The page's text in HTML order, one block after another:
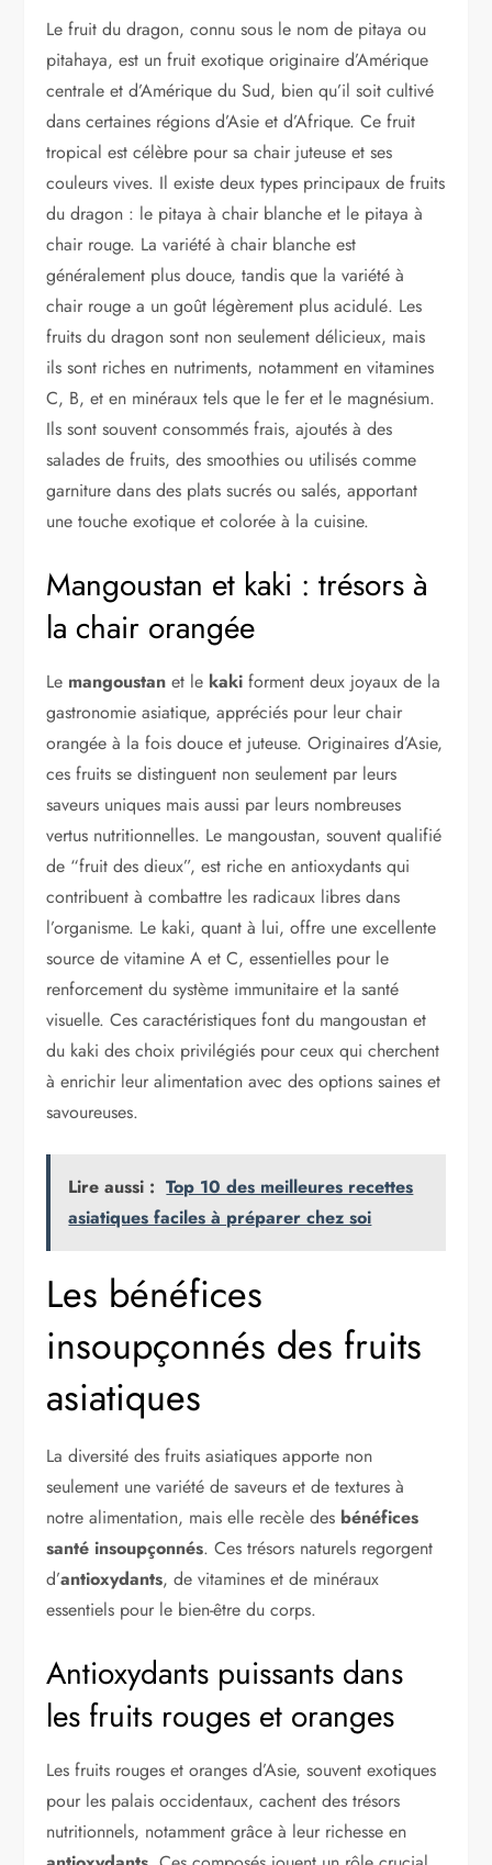
Le fruit du dragon, connu sous le nom de pitaya ou
pitahaya, est un fruit exotique originaire d’Amérique
centrale et d’Amérique du Sud, bien qu’il soit cultivé
dans certaines régions d’Asie et d’Afrique. Ce fruit
tropical est célèbre pour sa chair juteuse et ses
couleurs vives. Il existe deux types principaux de fruits
du dragon : le pitaya à chair blanche et le pitaya à
chair rouge. La variété à chair blanche est
généralement plus douce, tandis que la variété à
chair rouge a un goût légèrement plus acidulé. Les
fruits du dragon sont non seulement délicieux, mais
ils sont riches en nutriments, notamment en vitamines
C, B, et en minéraux tels que le fer et le magnésium.
Ils sont souvent consommés frais, ajoutés à des
salades de fruits, des smoothies ou utilisés comme
garniture dans des plats sucrés ou salés, apportant
une touche exotique et colorée à la cuisine.
Mangoustan et kaki : trésors à
la chair orangée
Le mangoustan et le kaki forment deux joyaux de la
gastronomie asiatique, appréciés pour leur chair
orangée à la fois douce et juteuse. Originaires d’Asie,
ces fruits se distinguent non seulement par leurs
saveurs uniques mais aussi par leurs nombreuses
vertus nutritionnelles. Le mangoustan, souvent qualifié
de “fruit des dieux”, est riche en antioxydants qui
contribuent à combattre les radicaux libres dans
l’organisme. Le kaki, quant à lui, offre une excellente
source de vitamine A et C, essentielles pour le
renforcement du système immunitaire et la santé
visuelle. Ces caractéristiques font du mangoustan et
du kaki des choix privilégiés pour ceux qui cherchent
à enrichir leur alimentation avec des options saines et
savoureuses.
Lire aussi : Top 10 des meilleures recettes
asiatiques faciles à préparer chez soi
Les bénéfices
insoupçonnés des fruits
asiatiques
La diversité des fruits asiatiques apporte non
seulement une variété de saveurs et de textures à
notre alimentation, mais elle recèle des bénéfices
santé insoupçonnés. Ces trésors naturels regorgent
d’antioxydants, de vitamines et de minéraux
essentiels pour le bien-être du corps.
Antioxydants puissants dans
les fruits rouges et oranges
Les fruits rouges et oranges d’Asie, souvent exotiques
pour les palais occidentaux, cachent des trésors
nutritionnels, notamment grâce à leur richesse en